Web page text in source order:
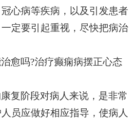
心病等疾病，以及引发患者
定要引起重视，尽快把病治
愈吗?治疗癫痫病摆正心态
复阶段对病人来说，是非常
员应做好相应指导，使病人